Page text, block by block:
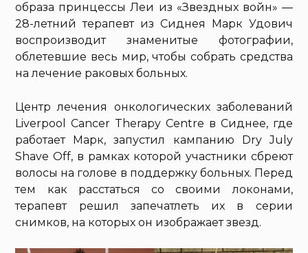
образа принцессы Леи из «Звездных войн» —
28-летний терапевт из Сиднея Марк Удович
воспроизводит знаменитые фотографии,
облетевшие весь мир, чтобы собрать средства
на лечение раковых больных.
Центр лечения онкологических заболеваний
Liverpool Cancer Therapy Centre в Сиднее, где
работает Марк, запустил кампанию Dry July
Shave Off, в рамках которой участники сбреют
волосы на голове в поддержку больных. Перед
тем как расстаться со своими локонами,
терапевт решил запечатлеть их в серии
снимков, на которых он изображает звезд.